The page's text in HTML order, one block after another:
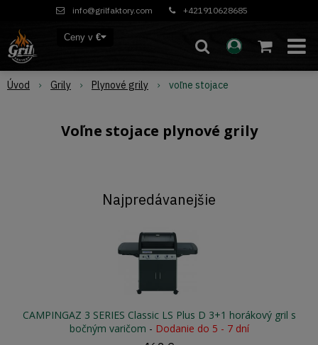
info@grilfaktory.com +421910628685
Ceny v €
Úvod Grily Plynové grily voľne stojace
Voľne stojace plynové grily
Najpredávanejšie
CAMPINGAZ 3 SERIES Classic LS Plus D 3+1 horákový gril s
bočným varičom - Dodanie do 5 - 7 dní